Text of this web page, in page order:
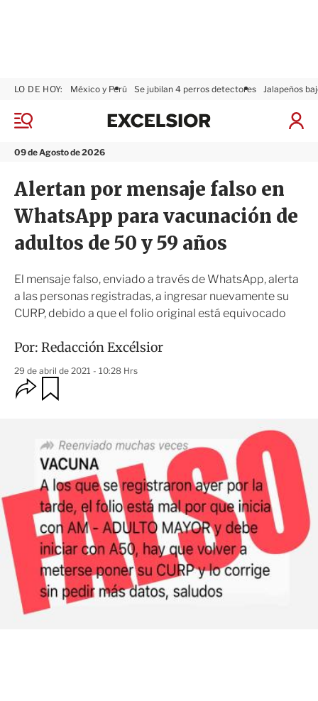
M
n
09 de Agosto de 2026
LO DE HOY: México y Perú Se jubilan 4 perros detectores Jalapeños
I
S
ó
x
s
i
r
Alertan por mensaje falso en
WhatsApp para vacunación de
adultos de 50 y 59 años
El mensaje falso, enviado a través de WhatsApp, alerta
a las personas registradas, a ingresar nuevamente su
CURP, debido a que el folio original está equivocado
Por: Redacción Excélsior
29 de abril de 2021 - 10:28 Hrs
O
p
n
e
s
d
e
c
o
m
p
a
r
t
i
a
r